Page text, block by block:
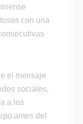
con una
el mensaje
sociales,
a los
antes del